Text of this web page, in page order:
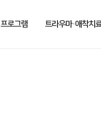
로그램 트라우마·애착치